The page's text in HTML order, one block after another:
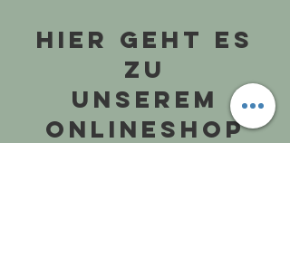
Hier geht es
zu
unserem
Onlineshop